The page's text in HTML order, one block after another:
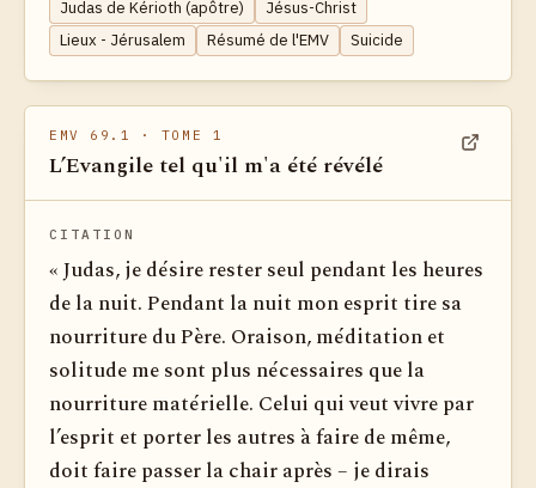
Judas de Kérioth (apôtre)
Jésus-Christ
Lieux - Jérusalem
Résumé de l'EMV Suicide
EMV 69.1 · TOME 1
L’Evangile tel qu'il m'a été révélé
CITATION
« Judas, je désire rester seul pendant les heures
de la nuit. Pendant la nuit mon esprit tire sa
nourriture du Père. Oraison, méditation et
solitude me sont plus nécessaires que la
nourriture matérielle. Celui qui veut vivre par
l’esprit et porter les autres à faire de même,
doit faire passer la chair après – je dirais